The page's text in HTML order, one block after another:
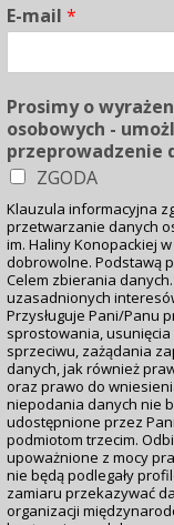
REKRUTACJA 2026/27
E-mail *
Prosimy o
osobowych -
przeprowadzenie
ZGODA
Klauzula informacyjna
przetwarzanie danych
im. Haliny Konopackiej
dobrowolne. Podstawą
Celem zbierania
uzasadnionych
Przysługuje Pani/Panu
sprostowania,
sprzeciwu, zażądania
danych, jak również
oraz prawo do
niepodania danych nie
udostępnione przez
podmiotom trzecim.
upoważnione z mocy
nie będą podlegały
zamiaru przekazywać
organizacji